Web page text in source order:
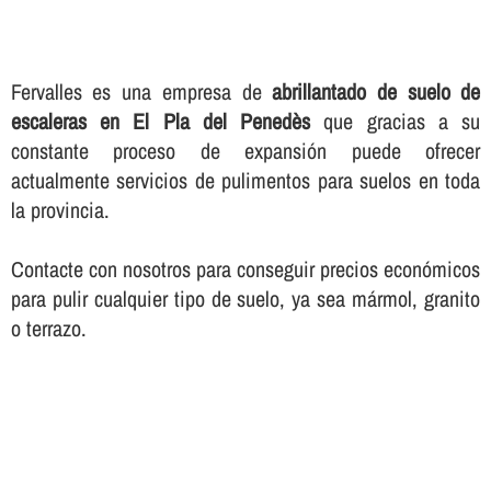
Fervalles es una empresa deabrillantado de suelo de
escaleras en El Pla del Penedèsque gracias a su
constante proceso de expansión puede ofrecer
actualmente servicios de pulimentos para suelos en toda
la provincia.
Contacte con nosotros para conseguir precios económicos
para pulir cualquier tipo de suelo, ya sea mármol, granito
o terrazo.